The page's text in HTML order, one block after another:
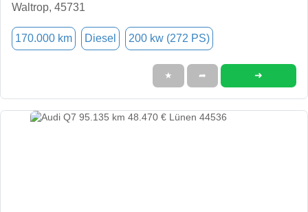
Waltrop, 45731
170.000 km Diesel 200 kw (272 PS)
★ ➦ ➜